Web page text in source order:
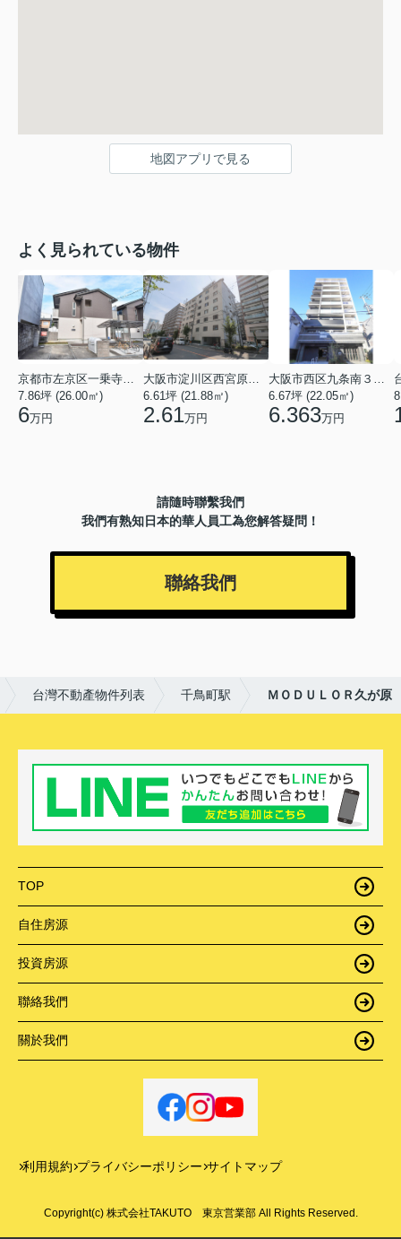
地図アプリで見る
よく見られている物件
京都市左京区一乗寺北大丸町
7.86坪 (26.00㎡)
6万円
大阪市淀川区西宮原３丁目
6.61坪 (21.88㎡)
2.61万円
大阪市西区九条南３丁目
6.67坪 (22.05㎡)
6.363万円
請隨時聯繫我們
我們有熟知日本的華人員工為您解答疑問！
聯絡我們
台灣不動產物件列表 千鳥町駅 ＭＯＤＵＬＯＲ久が原
TOP
自住房源
投資房源
聯絡我們
關於我們
利用規約 プライバシーポリシー サイトマップ
Copyright(c) 株式会社TAKUTO 東京営業部 All Rights Reserved.